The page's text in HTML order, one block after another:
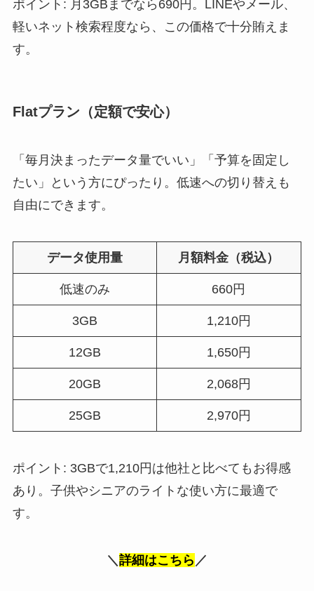
ポイント: 月3GBまでなら690円。LINEやメール、
軽いネット検索程度なら、この価格で十分賄えま
す。
Flatプラン（定額で安心）
「毎月決まったデータ量でいい」「予算を固定し
たい」という方にぴったり。低速への切り替えも
自由にできます。
データ使用量 月額料金（税込）
低速のみ 660円
3GB 1,210円
12GB 1,650円
20GB 2,068円
25GB 2,970円
ポイント: 3GBで1,210円は他社と比べてもお得感
あり。子供やシニアのライトな使い方に最適で
す。
＼詳細はこちら ／